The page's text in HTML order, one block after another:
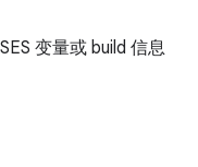
变量或 build 信息